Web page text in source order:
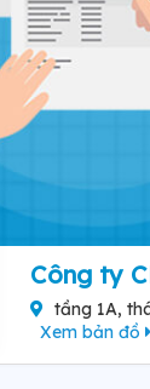
Công ty
tầng 1A,
Xem bản đồ